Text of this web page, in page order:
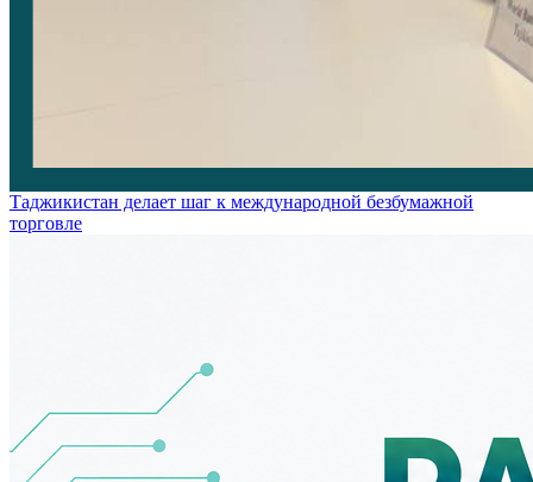
Таджикистан делает шаг к международной безбумажной
торговле